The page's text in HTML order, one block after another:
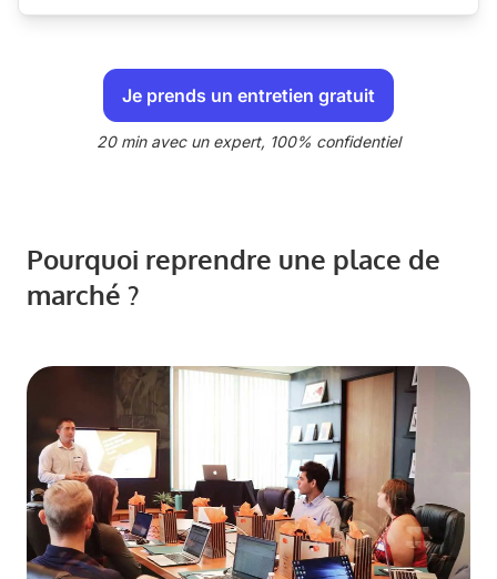
Je prends un entretien gratuit
20 min avec un expert, 100% confidentiel
Pourquoi reprendre une place de
marché ?